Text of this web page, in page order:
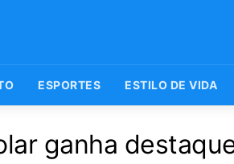
ESPORTES ESTILO DE VIDA
ganha